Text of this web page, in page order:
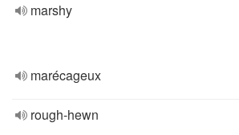
marshy
marécageux
rough-hewn